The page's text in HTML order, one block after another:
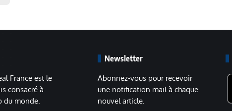
France est le
consacré à
du monde.
Newsletter
Abonnez-vous pour recevoir
une notification mail à chaque
nouvel article.